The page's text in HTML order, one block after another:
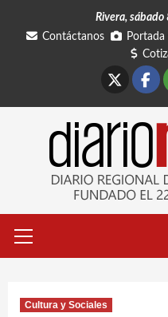
Rivera, sábado
Contáctanos
Portada
primario
Cultura y Sociales